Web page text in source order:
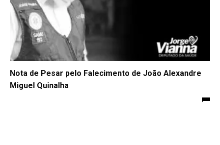
Nota de Pesar pelo Falecimento de João Alexandre
Miguel Quinalha